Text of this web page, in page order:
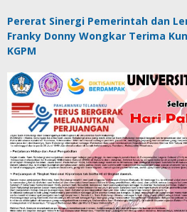
Pererat Sinergi Pemerintah dan
Franky Donny Wongkar Terima
KGPM